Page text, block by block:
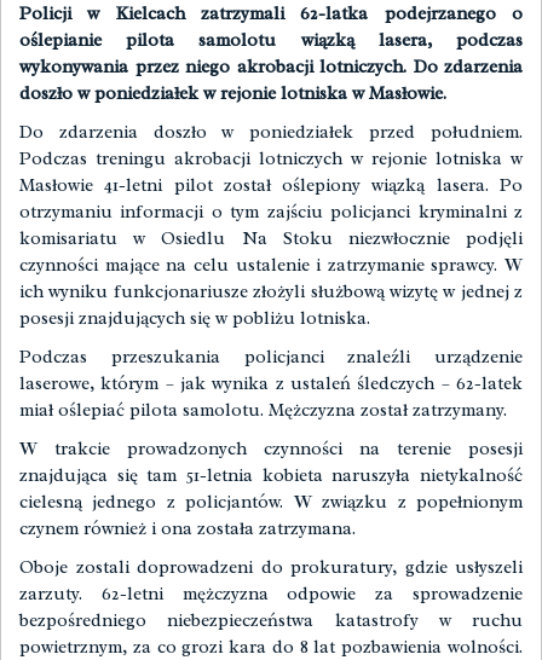
Policji w Kielcach zatrzymali 62-latka podejrzanego o
oślepianie pilota samolotu wiązką lasera, podczas
wykonywania przez niego akrobacji lotniczych. Do zdarzenia
doszło w poniedziałek w rejonie lotniska w Masłowie.
Do zdarzenia doszło w poniedziałek przed południem.
Podczas treningu akrobacji lotniczych w rejonie lotniska w
Masłowie 41-letni pilot został oślepiony wiązką lasera. Po
otrzymaniu informacji o tym zajściu policjanci kryminalni z
komisariatu w Osiedlu Na Stoku niezwłocznie podjęli
czynności mające na celu ustalenie i zatrzymanie sprawcy. W
ich wyniku funkcjonariusze złożyli służbową wizytę w jednej z
posesji znajdujących się w pobliżu lotniska.
Podczas przeszukania policjanci znaleźli urządzenie
laserowe, którym – jak wynika z ustaleń śledczych – 62-latek
miał oślepiać pilota samolotu. Mężczyzna został zatrzymany.
W trakcie prowadzonych czynności na terenie posesji
znajdująca się tam 51-letnia kobieta naruszyła nietykalność
cielesną jednego z policjantów. W związku z popełnionym
czynem również i ona została zatrzymana.
Oboje zostali doprowadzeni do prokuratury, gdzie usłyszeli
zarzuty. 62-letni mężczyzna odpowie za sprowadzenie
bezpośredniego niebezpieczeństwa katastrofy w ruchu
powietrznym, za co grozi kara do 8 lat pozbawienia wolności.